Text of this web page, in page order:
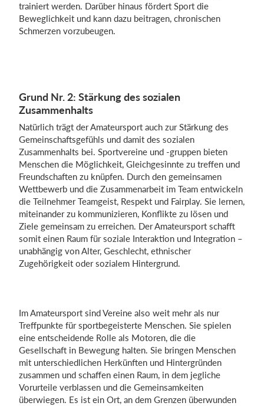
trainiert werden. Darüber hinaus fördert Sport die
Beweglichkeit und kann dazu beitragen, chronischen
Schmerzen vorzubeugen.
Grund Nr. 2: Stärkung des sozialen
Zusammenhalts
Natürlich trägt der Amateursport auch zur Stärkung des
Gemeinschaftsgefühls und damit des sozialen
Zusammenhalts bei. Sportvereine und -gruppen bieten
Menschen die Möglichkeit, Gleichgesinnte zu treffen und
Freundschaften zu knüpfen. Durch den gemeinsamen
Wettbewerb und die Zusammenarbeit im Team entwickeln
die Teilnehmer Teamgeist, Respekt und Fairplay. Sie lernen,
miteinander zu kommunizieren, Konflikte zu lösen und
Ziele gemeinsam zu erreichen. Der Amateursport schafft
somit einen Raum für soziale Interaktion und Integration –
unabhängig von Alter, Geschlecht, ethnischer
Zugehörigkeit oder sozialem Hintergrund.
Im Amateursport sind Vereine also weit mehr als nur
Treffpunkte für sportbegeisterte Menschen. Sie spielen
eine entscheidende Rolle als Motoren, die die
Gesellschaft in Bewegung halten. Sie bringen Menschen
mit unterschiedlichen Herkünften und Hintergründen
zusammen und schaffen einen Raum, in dem jegliche
Vorurteile verblassen und die Gemeinsamkeiten
überwiegen. Es ist ein Ort, an dem Grenzen überwunden